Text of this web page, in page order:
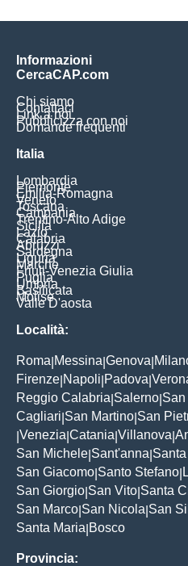
Informazioni
CercaCAP.com
Chi siamo
Contattaci
Link a noi
Pubblicizza con noi
Domande frequenti
Italia
Lombardia
Piemonte
Emilia-Romagna
Veneto
Toscana
Campania
Trentino-Alto Adige
Sicilia
Lazio
Calabria
Abruzzi
Sardegna
Liguria
Marche
Friuli-Venezia Giulia
Puglia
Umbria
Basilicata
Molise
Valle D'aosta
Località:
Roma Messina Genova
Firenze Napoli Padova
Reggio Calabria Salerno
Cagliari San Martino San
Venezia Catania Villanova
San Michele Sant'anna
San Giacomo Santo Stefano
San Giorgio San Vito Santa
San Marco San Nicola San
Santa Maria Bosco
Provincia: